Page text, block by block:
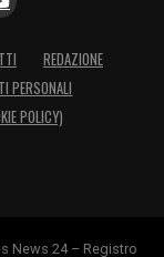
REDAZIONE
PERSONALI
POLICY)
News 24 – Registro